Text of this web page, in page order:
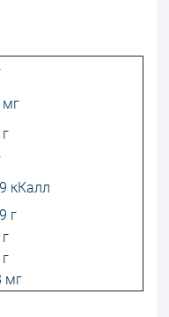
мг
кКалл
г
мг